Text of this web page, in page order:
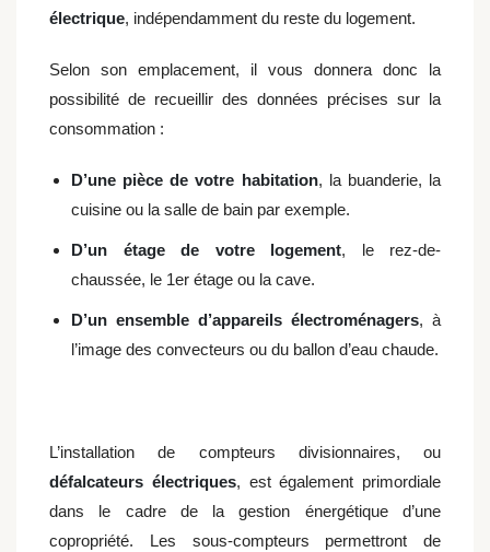
électrique, indépendamment du reste du logement.
Selon son emplacement, il vous donnera donc la
possibilité de recueillir des données précises sur la
consommation :
D’une pièce de votre habitation, la buanderie, la
cuisine ou la salle de bain par exemple.
D’un étage de votre logement, le rez-de-
chaussée, le 1er étage ou la cave.
D’un ensemble d’appareils électroménagers, à
l’image des convecteurs ou du ballon d’eau chaude.
L’installation de compteurs divisionnaires, ou
défalcateurs électriques, est également primordiale
dans le cadre de la gestion énergétique d’une
copropriété. Les sous-compteurs permettront de